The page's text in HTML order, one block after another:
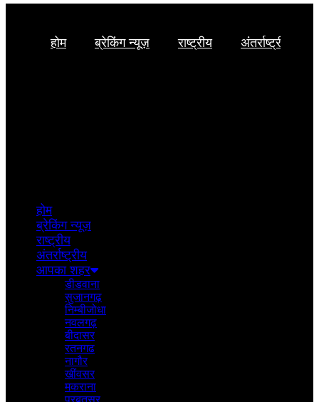
होम ब्रेकिंग न्यूज़ राष्ट्रीय अंतर्राष्ट्रीय
होम
ब्रेकिंग न्यूज़
राष्ट्रीय
अंतर्राष्ट्रीय
आपका शहर
डीडवाना
सुजानगढ़
निम्बीजोधा
नवलगढ़
बीदासर
रतनगढ
नागौर
खींवसर
मकराना
परबतसर